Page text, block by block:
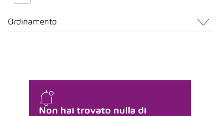
Ordinamento
Non hai trovato nulla di